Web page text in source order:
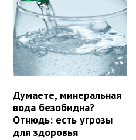
Думаете, минеральная
вода безобидна?
Отнюдь: есть угрозы
для здоровья